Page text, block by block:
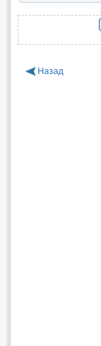
Назад